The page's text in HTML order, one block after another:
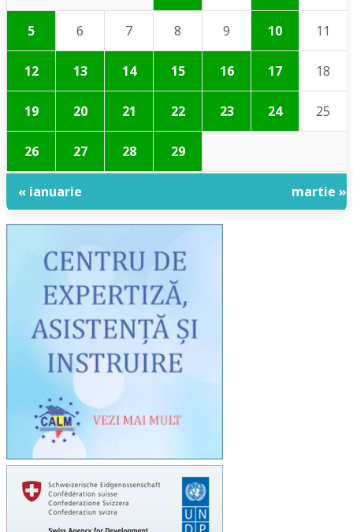
5 6 7 8 9 10 11
12 13 14 15 16 17 18
19 20 21 22 23 24 25
26 27 28 29
« ianuarie martie »